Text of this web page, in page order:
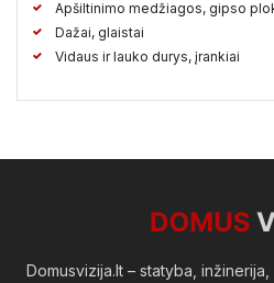
Apšiltinimo medžiagos, gipso
Dažai, glaistai
Vidaus ir lauko durys, įrankiai
Domusvizija.lt – statyba,